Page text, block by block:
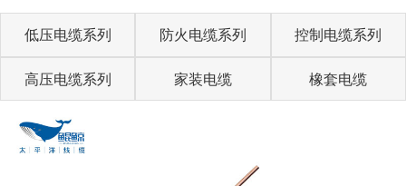
低压电缆系列 防火电缆系列 控制电缆系列
高压电缆系列 家装电缆 橡套电缆